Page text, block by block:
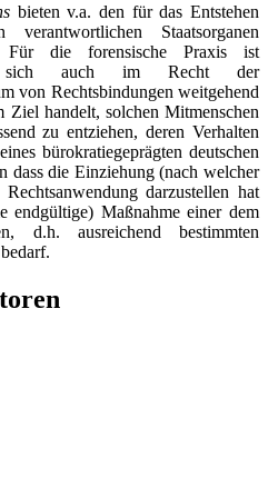
bieten v.a. den für das Entstehen
Staatsorganen
Für die forensische Praxis ist
sich auch im Recht der
von Rechtsbindungen weitgehend
Ziel handelt, solchen Mitmenschen
zu entziehen, deren Verhalten
bürokratiegeprägten deutschen
dass die Einziehung (nach welcher
darzustellen hat
Maßnahme einer dem
d.h. ausreichend bestimmten